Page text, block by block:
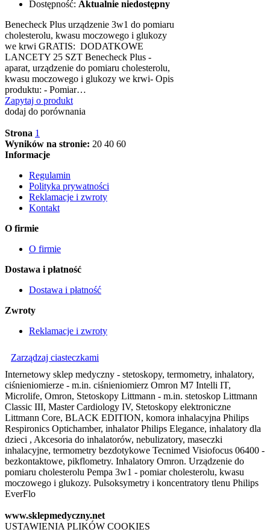
Dostępność: Aktualnie niedostępny
Benecheck Plus urządzenie 3w1 do pomiaru
cholesterolu, kwasu moczowego i glukozy
we krwi GRATIS: DODATKOWE
LANCETY 25 SZT Benecheck Plus -
aparat, urządzenie do pomiaru cholesterolu,
kwasu moczowego i glukozy we krwi- Opis
produktu: - Pomiar…
Zapytaj o produkt
dodaj do porównania
Strona 1
Wyników na stronie: 20 40 60
Informacje
Regulamin
Polityka prywatności
Reklamacje i zwroty
Kontakt
O firmie
O firmie
Dostawa i płatność
Dostawa i płatność
Zwroty
Reklamacje i zwroty
Zarządzaj ciasteczkami
Internetowy sklep medyczny - stetoskopy, termometry, inhalatory,
ciśnieniomierze - m.in. ciśnieniomierz Omron M7 Intelli IT,
Microlife, Omron, Stetoskopy Littmann - m.in. stetoskop Littmann
Classic III, Master Cardiology IV, Stetoskopy elektroniczne
Littmann Core, BLACK EDITION, komora inhalacyjna Philips
Respironics Optichamber, inhalator Philips Elegance, inhalatory dla
dzieci , Akcesoria do inhalatorów, nebulizatory, maseczki
inhalacyjne, termometry bezdotykowe Tecnimed Visiofocus 06400 -
bezkontaktowe, pikflometry. Inhalatory Omron. Urządzenie do
pomiaru cholesterolu Pempa 3w1 - pomiar cholesterolu, kwasu
moczowego i glukozy. Pulsoksymetry i koncentratory tlenu Philips
EverFlo
www.sklepmedyczny.net
USTAWIENIA PLIKÓW COOKIES